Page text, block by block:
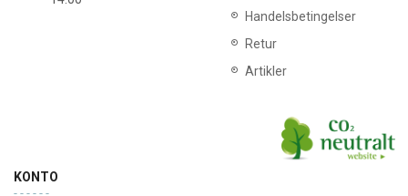
Handelsbetingelser
Retur
Artikler
KONTO